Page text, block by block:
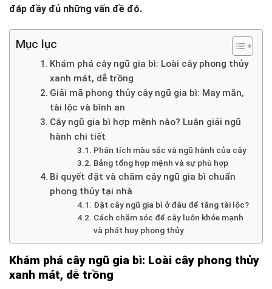
đáp đầy đủ những vấn đề đó.
Mục lục
Khám phá cây ngũ gia bì: Loài cây phong thủy
xanh mát, dễ trồng
Giải mã phong thủy cây ngũ gia bì: May mắn,
tài lộc và bình an
Cây ngũ gia bì hợp mệnh nào? Luận giải ngũ
hành chi tiết
Phân tích màu sắc và ngũ hành của cây
Bảng tổng hợp mệnh và sự phù hợp
Bí quyết đặt và chăm cây ngũ gia bì chuẩn
phong thủy tại nhà
Đặt cây ngũ gia bì ở đâu để tăng tài lộc?
Cách chăm sóc để cây luôn khỏe mạnh
và phát huy phong thủy
Khám phá cây ngũ gia bì: Loài cây phong thủy
xanh mát, dễ trồng